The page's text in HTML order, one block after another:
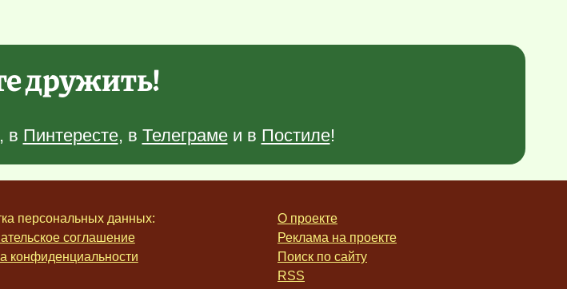
дружить!
в Пинтересте, в Телеграмеи в Постиле!
персональных данных:
соглашение
конфиденциальности
О проекте
Реклама на проекте
Поиск по сайту
RSS